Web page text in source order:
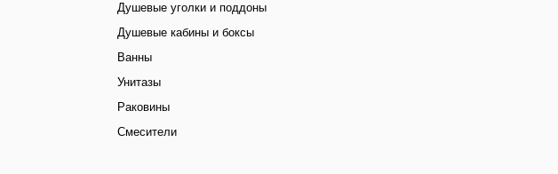
Душевые уголки и поддоны
Душевые кабины и боксы
Ванны
Унитазы
Раковины
Смесители